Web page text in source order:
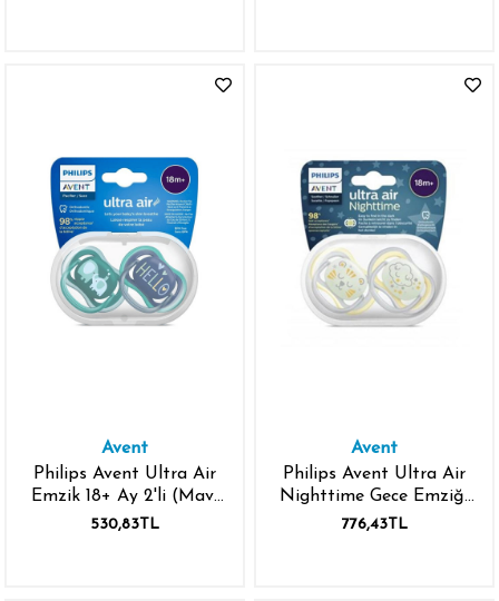
Avent
Philips Avent Ultra Air
Emzik 18+ Ay 2'li (Mavi
ve Yeşil Desenli)
530,83TL
Avent
Philips Avent Ultra Air
Nighttime Gece Emziği
18+Ay 2'li (Sarı)
776,43TL